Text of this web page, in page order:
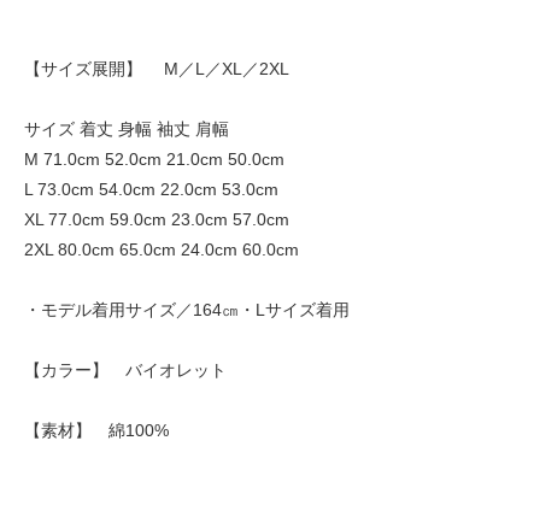
【サイズ展開】 M／L／XL／2XL
サイズ 着丈 身幅 袖丈 肩幅
M 71.0cm 52.0cm 21.0cm 50.0cm
L 73.0cm 54.0cm 22.0cm 53.0cm
XL 77.0cm 59.0cm 23.0cm 57.0cm
2XL 80.0cm 65.0cm 24.0cm 60.0cm
・モデル着用サイズ／164㎝・Lサイズ着用
【カラー】 バイオレット
【素材】 綿100%